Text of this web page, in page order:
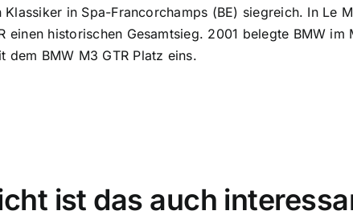
Klassiker in Spa-Francorchamps (BE) siegreich. In Le
einen historischen Gesamtsieg. 2001 belegte BMW
dem BMW M3 GTR Platz eins.
ist das auch